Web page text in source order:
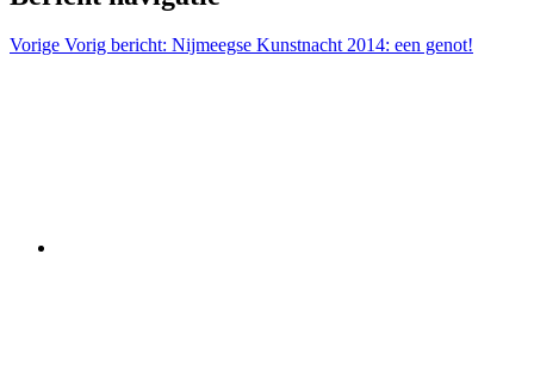
Vorige Vorig bericht: Nijmeegse Kunstnacht 2014: een genot!